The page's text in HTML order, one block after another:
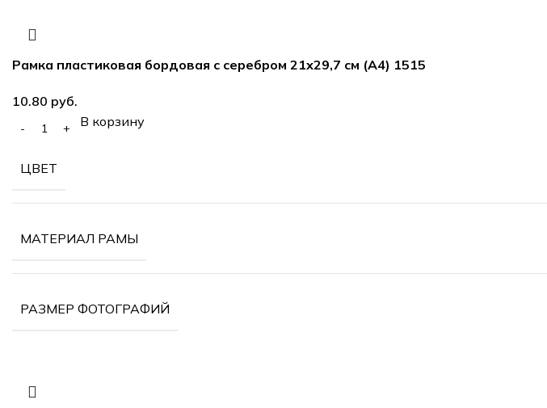
Рамка пластиковая бордовая с серебром 21х29,7 см (А4) 1515
руб.
В корзину
ЦВЕТ
МАТЕРИАЛ РАМЫ
РАЗМЕР ФОТОГРАФИЙ